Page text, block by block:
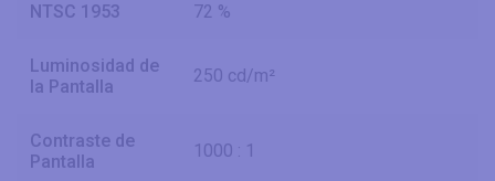
NTSC 1953 72 %
Luminosidad de
la Pantalla
250 cd/m²
Contraste de
Pantalla
1000 : 1